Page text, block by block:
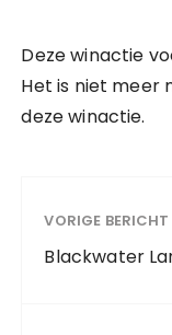
Deze winactie
Het is niet meer
deze winactie.
VORIGE BERICHT
Blackwater